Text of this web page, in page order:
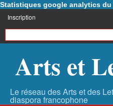
Statistiques google analytics du
Inscription
Arts et